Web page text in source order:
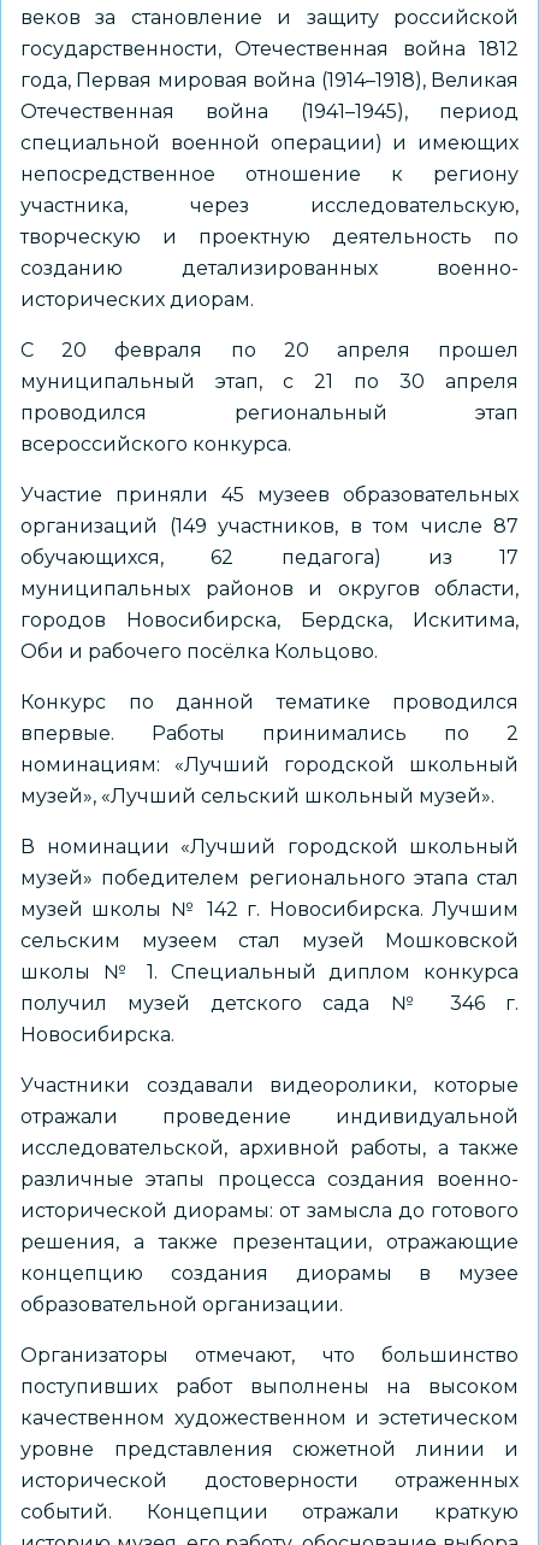
веков за становление и защиту российской
государственности, Отечественная война 1812
года, Первая мировая война (1914–1918), Великая
Отечественная война (1941–1945), период
специальной военной операции) и имеющих
непосредственное отношение к региону
участника, через исследовательскую,
творческую и проектную деятельность по
созданию детализированных военно-
исторических диорам.
С 20 февраля по 20 апреля прошел
муниципальный этап, с 21 по 30 апреля
проводился региональный этап
всероссийского конкурса.
Участие приняли 45 музеев образовательных
организаций (149 участников, в том числе 87
обучающихся, 62 педагога) из 17
муниципальных районов и округов области,
городов Новосибирска, Бердска, Искитима,
Оби и рабочего посёлка Кольцово.
Конкурс по данной тематике проводился
впервые. Работы принимались по 2
номинациям: «Лучший городской школьный
музей», «Лучший сельский школьный музей».
В номинации «Лучший городской школьный
музей» победителем регионального этапа стал
музей школы № 142 г. Новосибирска. Лучшим
сельским музеем стал музей Мошковской
школы № 1. Специальный диплом конкурса
получил музей детского сада № 346 г.
Новосибирска.
Участники создавали видеоролики, которые
отражали проведение индивидуальной
исследовательской, архивной работы, а также
различные этапы процесса создания военно-
исторической диорамы: от замысла до готового
решения, а также презентации, отражающие
концепцию создания диорамы в музее
образовательной организации.
Организаторы отмечают, что большинство
поступивших работ выполнены на высоком
качественном художественном и эстетическом
уровне представления сюжетной линии и
исторической достоверности отраженных
событий. Концепции отражали краткую